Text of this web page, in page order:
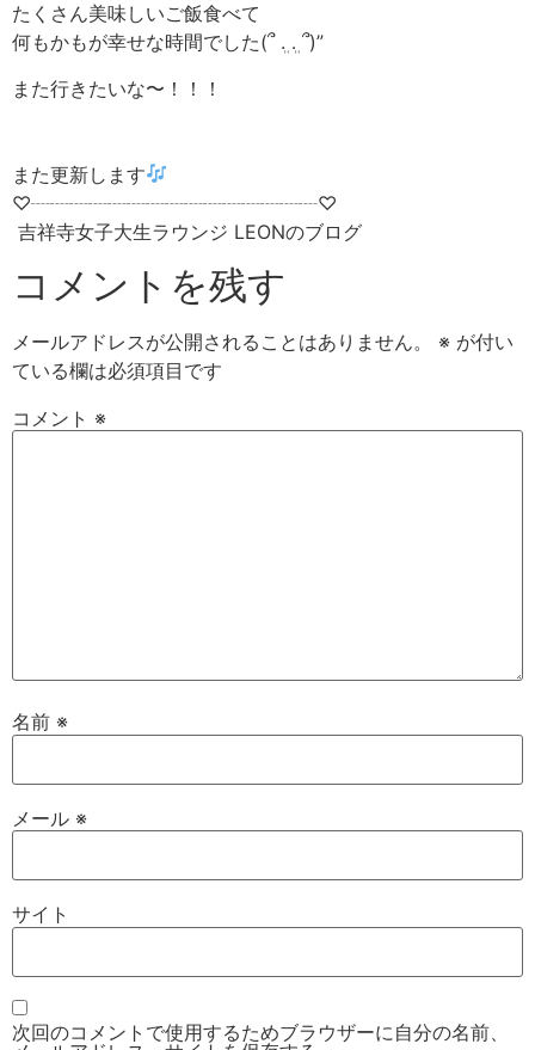
たくさん美味しいご飯食べて
何もかもが幸せな時間でした(՞ ܸ. .ܸ ՞)”
また行きたいな〜！！！
また更新します
♡┈┈┈┈┈┈┈┈┈┈┈┈┈┈┈♡
吉祥寺女子大生ラウンジ LEONのブログ
コメントを残す
メールアドレスが公開されることはありません。 ※ が付い
ている欄は必須項目です
コメント ※
名前 ※
メール ※
サイト
次回のコメントで使用するためブラウザーに自分の名前、